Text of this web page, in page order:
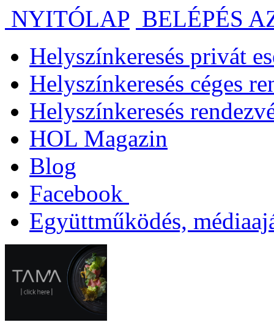
NYITÓLAP BELÉPÉS
Helyszínkeresés privát
Helyszínkeresés céges
Helyszínkeresés
HOL Magazin
Blog
Facebook
Együttműködés,